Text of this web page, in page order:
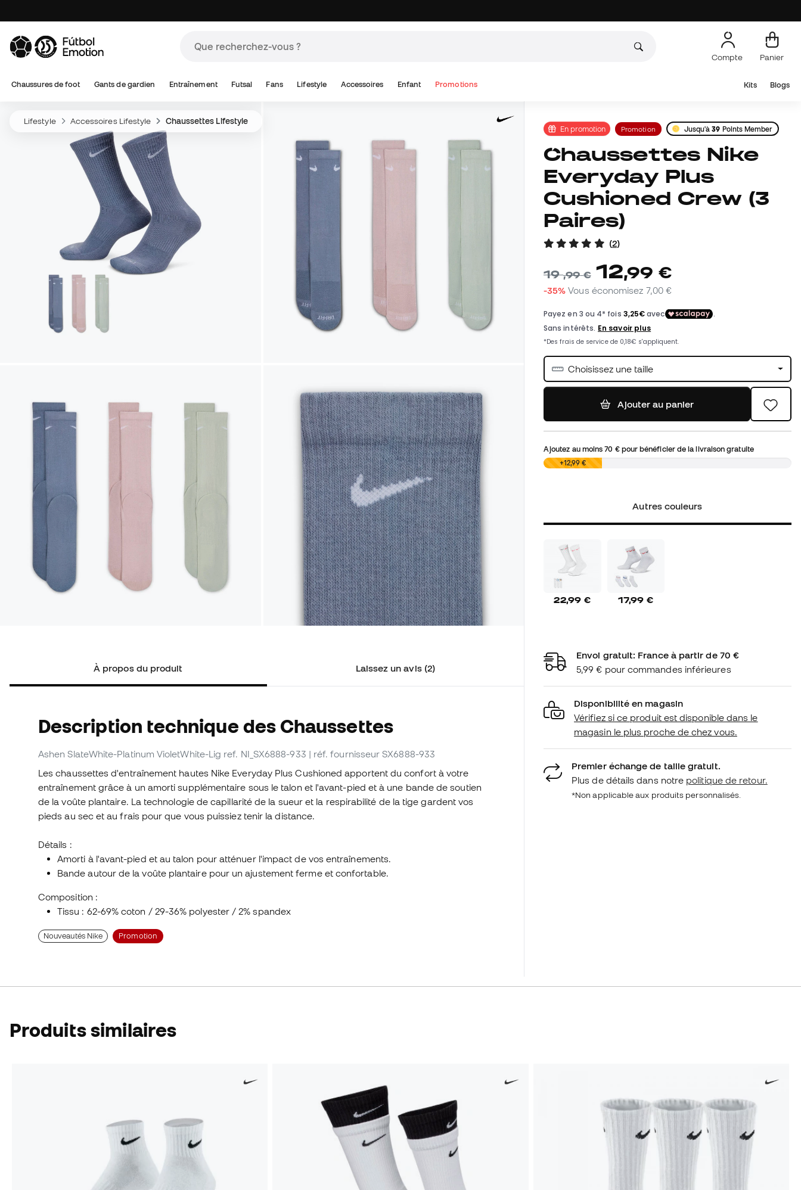
Compte Panier
Chaussures de foot Gants de gardien Entraînement Futsal Fans Lifestyle Accessoires Enfant Promotions Kits Blogs
Lifestyle Accessoires Lifestyle Chaussettes Lifestyle
À propos du produit Laissez un avis (2)
Description technique des Chaussettes
Ashen SlateWhite-Platinum VioletWhite-Lig ref. NI_SX6888-933 | réf. fournisseur SX6888-933
Les chaussettes d'entraînement hautes Nike Everyday Plus Cushioned apportent du confort à votre
entraînement grâce à un amorti supplémentaire sous le talon et l'avant-pied et à une bande de soutien
de la voûte plantaire. La technologie de capillarité de la sueur et la respirabilité de la tige gardent vos
pieds au sec et au frais pour que vous puissiez tenir la distance.
Détails :
Amorti à l'avant-pied et au talon pour atténuer l'impact de vos entraînements.
Bande autour de la voûte plantaire pour un ajustement ferme et confortable.
Composition :
Tissu : 62-69% coton / 29-36% polyester / 2% spandex
Nouveautés Nike Promotion
En promotion Promotion Jusqu'à39 Points Member
Chaussettes Nike
Everyday Plus
Cushioned Crew (3
Paires)
(2)
19,99 € 12,99 €
-35% Vous économisez 7,00 €
Choisissez une taille
Ajouter au panier
Ajoutez au moins70 €pour bénéficier de la livraison gratuite
0,00 €+12,99 €
Autres couleurs
22,99 € 17,99 €
Envoi gratuit: France à partir de 70 €
5,99 € pour commandes inférieures
Disponibilité en magasin
Vérifiez si ce produit est disponible dans le
magasin le plus proche de chez vous.
Premier échange de taille gratuit.
Plus de détails dans notre politique de retour.
*Non applicable aux produits personnalisés.
Produits similaires